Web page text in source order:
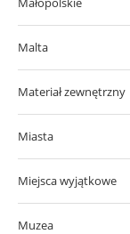
Malta
Materiał zewnętrzny
Miasta
Miejsca wyjątkowe
Muzea